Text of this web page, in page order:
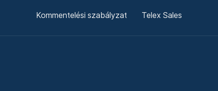
Kommentelési szabályzat Telex Sales